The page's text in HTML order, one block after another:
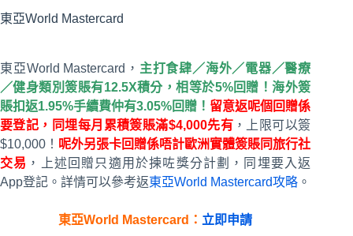
東亞World Mastercard
東亞World Mastercard， 主打食肆／海外／電器／醫療
／健身類別簽賬有12.5X積分，相等於5%回贈！海外簽
賬扣返1.95%手續費仲有3.05%回贈！ 留意返呢個回贈係
要登記，同埋每月累積簽賬滿$4,000先有 ，上限可以簽
$10,000！ 呢外另張卡回贈係唔計歐洲實體簽賬同旅行社
交易 ，上述回贈只適用於揀咗獎分計劃，同埋要入返
App登記。詳情可以參考返東亞World Mastercard攻略 。
東亞World Mastercard： 立即申請